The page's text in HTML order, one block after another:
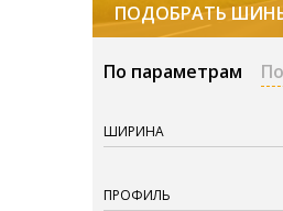
ПОДОБРАТЬ
По параметрам
ШИРИНА
ПРОФИЛЬ